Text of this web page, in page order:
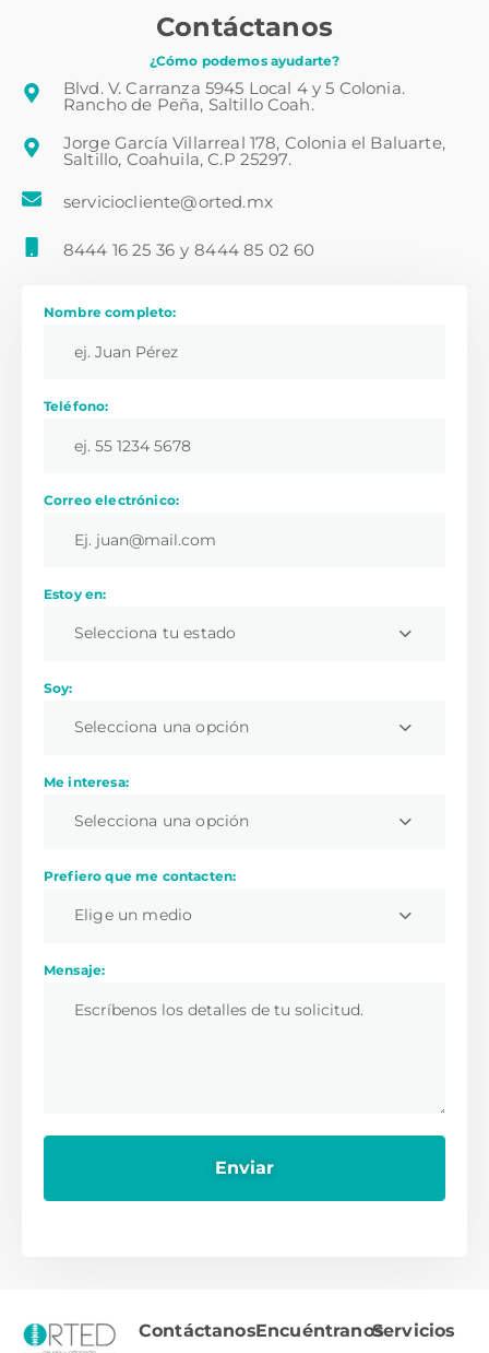
Contáctanos
¿Cómo podemos ayudarte?
Blvd. V. Carranza 5945 Local 4 y 5 Colonia.
Rancho de Peña, Saltillo Coah.
Jorge García Villarreal 178, Colonia el Baluarte,
Saltillo, Coahuila, C.P 25297.
serviciocliente@orted.mx
8444 16 25 36 y 8444 85 02 60
Nombre completo:
Teléfono:
Correo electrónico:
Estoy en:
Selecciona tu estado
Soy:
Selecciona una opción
Me interesa:
Selecciona una opción
Prefiero que me contacten:
Elige un medio
Mensaje:
ContáctanosEncuéntranosServicios